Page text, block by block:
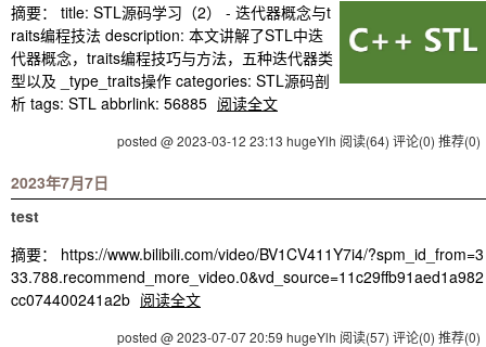
摘要： title: STL源码学习（2） - 迭代器概念与t
raits编程技法 description: 本文讲解了STL中迭
代器概念，traits编程技巧与方法，五种迭代器类
型以及 _type_traits操作 categories: STL源码剖
析 tags: STL abbrlink: 56885 阅读全文
posted @ 2023-03-12 23:13 hugeYlh 阅读(64) 评论(0) 推荐(0)
2023年7月7日
test
摘要： https://www.bilibili.com/video/BV1CV411Y7i4/?spm_id_from=3
33.788.recommend_more_video.0&vd_source=11c29ffb91aed1a982
cc074400241a2b 阅读全文
posted @ 2023-07-07 20:59 hugeYlh 阅读(57) 评论(0) 推荐(0)